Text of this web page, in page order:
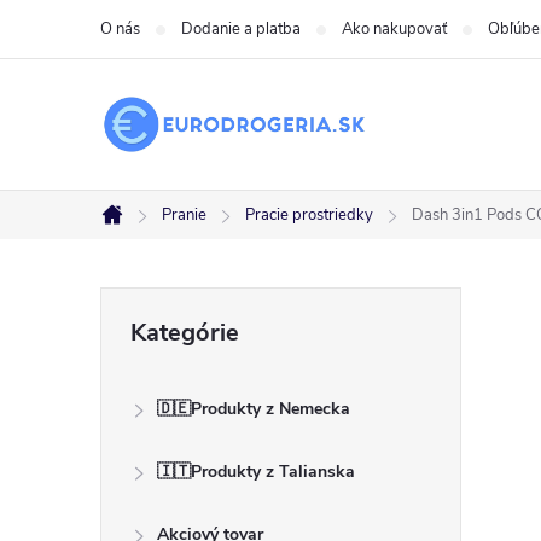
O nás Dodanie a platba Ako nakupovať
Domov
Pranie Pracie prostriedky Dash 3in1 Pods
kategórie
Kategórie
🇩🇪Produkty z Nemecka
🇮🇹Produkty z Talianska
Akciový tovar